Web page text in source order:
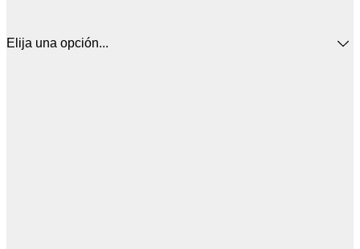
Elija una opción...